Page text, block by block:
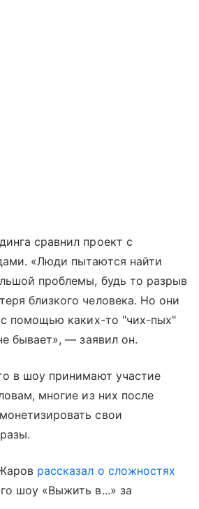
сравнил проект с
«Люди пытаются найти
проблемы, будь то разрыв
близкого человека. Но они
с помощью каких-то "чих-пых"
бывает», — заявил он.
в шоу принимают участие
многие из них после
свои
рассказал о сложностях
шоу «Выжить в...» за